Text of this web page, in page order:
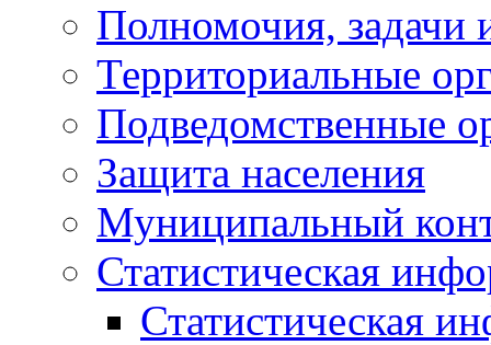
Полномочия, задачи
Территориальные
Подведомственные
Защита населения
Муниципальный
Статистическая
Статистическая